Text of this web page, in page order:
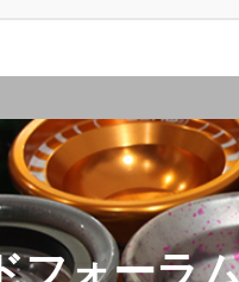
フォーラ